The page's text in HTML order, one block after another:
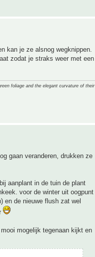
kan je ze alsnog wegknippen.
zodat je straks weer met een
foliage and the elegant curvature of their
gaan veranderen, drukken ze
aanplant in de tuin de plant
voor de winter uit oogpunt
en de nieuwe flush zat wel
mogelijk tegenaan kijkt en